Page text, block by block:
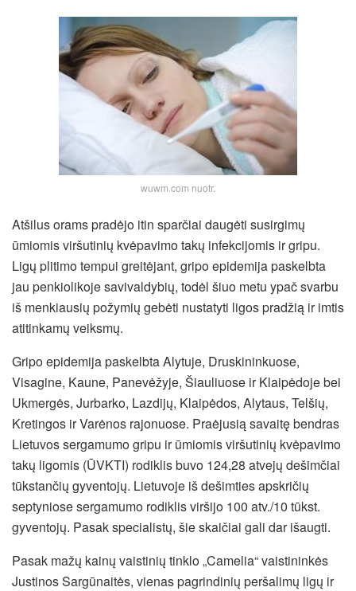
wuwm.com nuotr.
Atšilus orams pradėjo itin sparčiai daugėti susirgimų
ūmiomis viršutinių kvėpavimo takų infekcijomis ir gripu.
Ligų plitimo tempui greitėjant, gripo epidemija paskelbta
jau penkiolikoje savivaldybių, todėl šiuo metu ypač svarbu
iš menkiausių požymių gebėti nustatyti ligos pradžią ir imtis
atitinkamų veiksmų.
Gripo epidemija paskelbta Alytuje, Druskininkuose,
Visagine, Kaune, Panevėžyje, Šiauliuose ir Klaipėdoje bei
Ukmergės, Jurbarko, Lazdijų, Klaipėdos, Alytaus, Telšių,
Kretingos ir Varėnos rajonuose. Praėjusią savaitę bendras
Lietuvos sergamumo gripu ir ūmiomis viršutinių kvėpavimo
takų ligomis (ŪVKTI) rodiklis buvo 124,28 atvejų dešimčiai
tūkstančių gyventojų. Lietuvoje iš dešimties apskričių
septyniose sergamumo rodiklis viršijo 100 atv./10 tūkst.
gyventojų. Pasak specialistų, šie skaičiai gali dar išaugti.
Pasak mažų kainų vaistinių tinklo „Camelia“ vaistininkės
Justinos Sargūnaitės, vienas pagrindinių peršalimų ligų ir